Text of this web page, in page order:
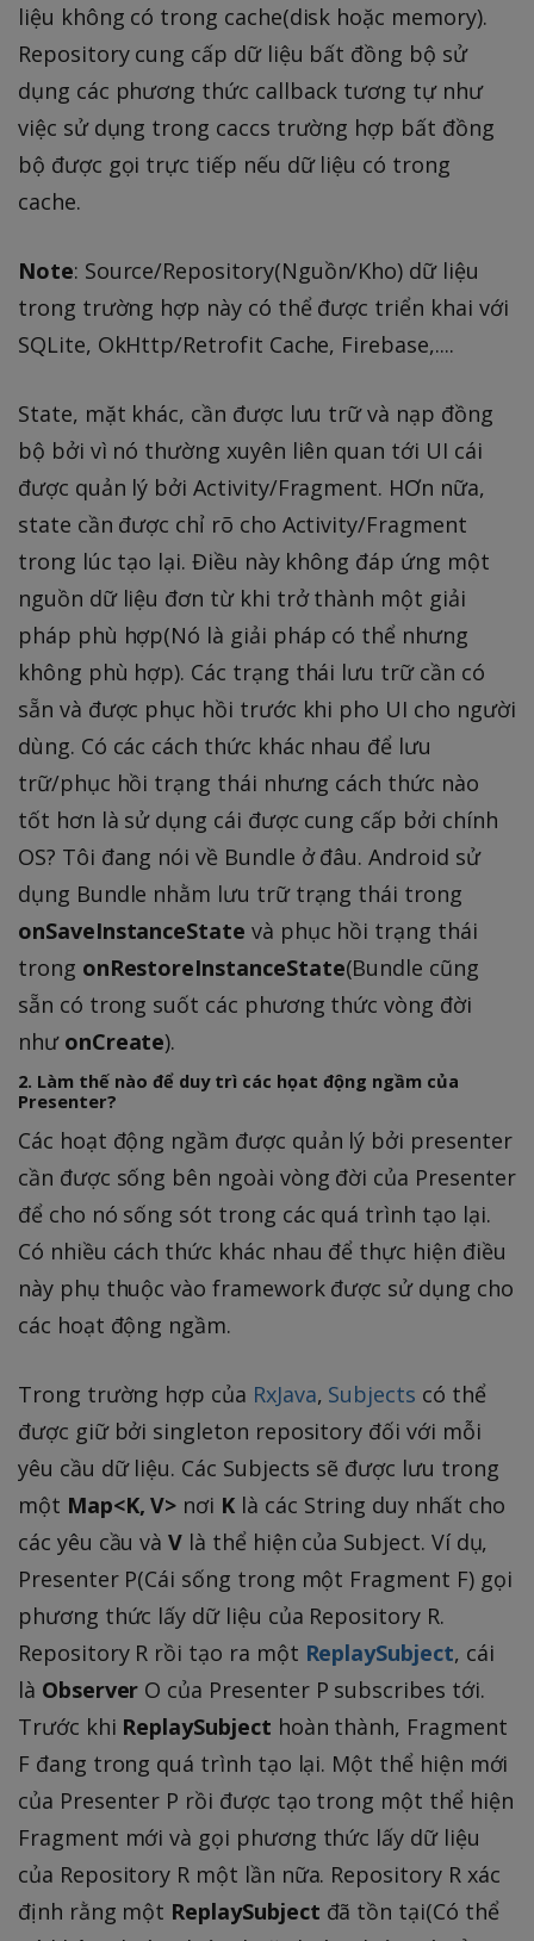
liệu không có trong cache(disk hoặc memory).
Repository cung cấp dữ liệu bất đồng bộ sử
dụng các phương thức callback tương tự như
việc sử dụng trong caccs trường hợp bất đồng
bộ được gọi trực tiếp nếu dữ liệu có trong
cache.
Note: Source/Repository(Nguồn/Kho) dữ liệu
trong trường hợp này có thể được triển khai với
SQLite, OkHttp/Retrofit Cache, Firebase,....
State, mặt khác, cần được lưu trữ và nạp đồng
bộ bởi vì nó thường xuyên liên quan tới UI cái
được quản lý bởi Activity/Fragment. HƠn nữa,
state cần được chỉ rõ cho Activity/Fragment
trong lúc tạo lại. Điều này không đáp ứng một
nguồn dữ liệu đơn từ khi trở thành một giải
pháp phù hợp(Nó là giải pháp có thể nhưng
không phù hợp). Các trạng thái lưu trữ cần có
sẵn và được phục hồi trước khi pho UI cho người
dùng. Có các cách thức khác nhau để lưu
trữ/phục hồi trạng thái nhưng cách thức nào
tốt hơn là sử dụng cái được cung cấp bởi chính
OS? Tôi đang nói về Bundle ở đâu. Android sử
dụng Bundle nhằm lưu trữ trạng thái trong
onSaveInstanceState và phục hồi trạng thái
trong onRestoreInstanceState(Bundle cũng
sẵn có trong suốt các phương thức vòng đời
như onCreate).
2. Làm thế nào để duy trì các họat động ngầm của
Presenter?
Các hoạt động ngầm được quản lý bởi presenter
cần được sống bên ngoài vòng đời của Presenter
để cho nó sống sót trong các quá trình tạo lại.
Có nhiều cách thức khác nhau để thực hiện điều
này phụ thuộc vào framework được sử dụng cho
các hoạt động ngầm.
Trong trường hợp của RxJava, Subjects có thể
được giữ bởi singleton repository đối với mỗi
yêu cầu dữ liệu. Các Subjects sẽ được lưu trong
một Map<K, V> nơi K là các String duy nhất cho
các yêu cầu vàV là thể hiện của Subject. Ví dụ,
Presenter P(Cái sống trong một Fragment F) gọi
phương thức lấy dữ liệu của Repository R.
Repository R rồi tạo ra một ReplaySubject, cái
là Observer O của Presenter P subscribes tới.
Trước khi ReplaySubject hoàn thành, Fragment
F đang trong quá trình tạo lại. Một thể hiện mới
của Presenter P rồi được tạo trong một thể hiện
Fragment mới và gọi phương thức lấy dữ liệu
của Repository R một lần nữa. Repository R xác
định rằng một ReplaySubject đã tồn tại(Có thể